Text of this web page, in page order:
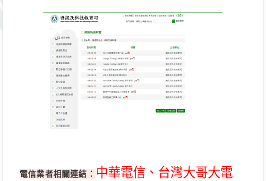
電信業者相關連結： 中華電信、台灣大哥大電